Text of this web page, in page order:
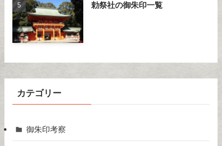
勅祭社の御朱印一覧
カテゴリー
御朱印考察